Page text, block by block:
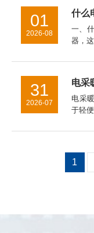
帮助的
一、
器，
而使
2、
01
2026-08
电采
电采
于轻
控制
31
2026-07
1